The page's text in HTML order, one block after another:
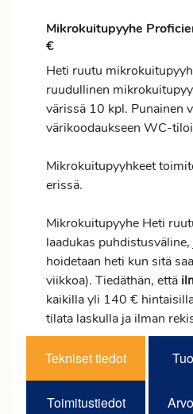
Mikrokuitupyyhe
€
Heti ruutu
ruudullinen
värissä 10 kpl. Punainen
värikoodaukseen WC-
Mikrokuitupyyhkeet
erissä.
Mikrokuitupyyhe Heti
laadukas
hoidetaan heti kun sitä
viikkoa). Tiedäthän, että
kaikilla yli 140 €
tilata laskulla ja ilman
Tekniset tiedot
Toimitustiedot